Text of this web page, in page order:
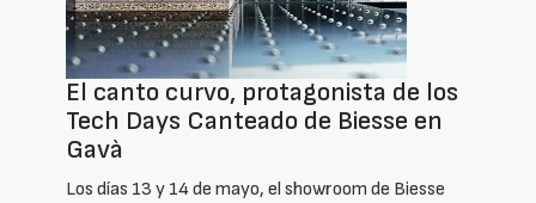
El canto curvo, protagonista de los
Tech Days Canteado de Biesse en
Gavà
Los días 13 y 14 de mayo, el showroom de Biesse